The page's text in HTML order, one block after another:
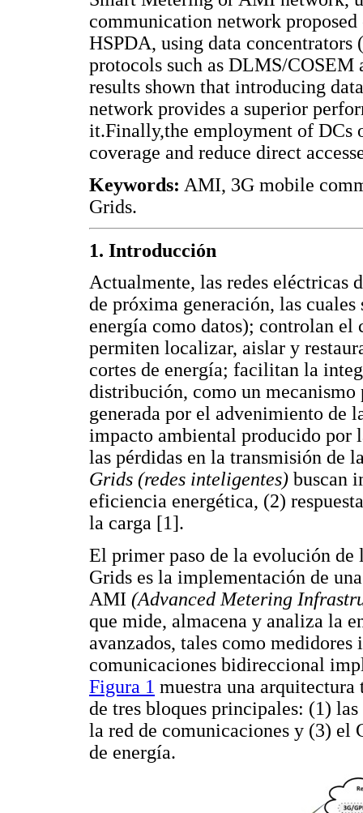
communication network
HSPDA, using data
protocols such as DLMS/COSEM
results shown that introducing
network provides a superior
it.Finally,the employment of DCs
coverage and reduce direct
Keywords: AMI, 3G mobile
Grids.
1. Introducción
Actualmente, las redes eléctricas
de próxima generación, las
energía como datos); controlan el
permiten localizar, aislar y
cortes de energía; facilitan la
distribución, como un mecanismo
generada por el advenimiento de
impacto ambiental producido por
las pérdidas en la transmisión de
Grids (redes inteligentes) buscan
eficiencia energética, (2)
la carga [1].
El primer paso de la evolución de
Grids es la implementación de
AMI (Advanced Metering
que mide, almacena y analiza la
avanzados, tales como
comunicaciones bidireccional
Figura 1 muestra una
de tres bloques principales: (1)
la red de comunicaciones y (3) el
de energía.